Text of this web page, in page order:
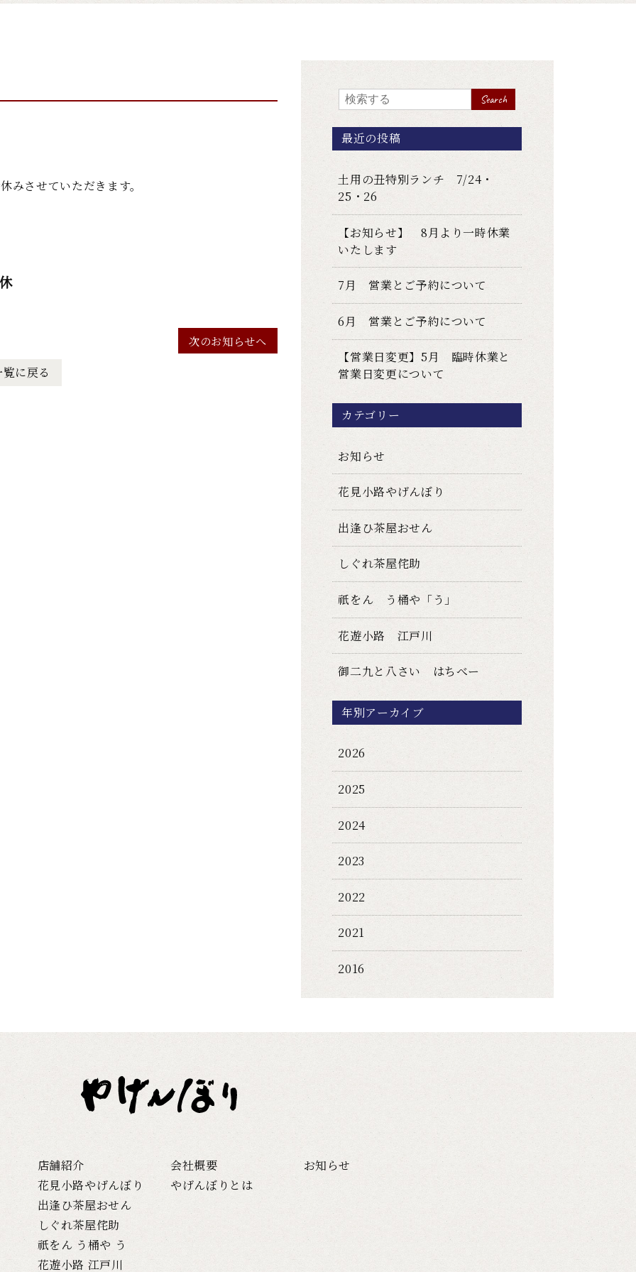
みさせていただきます。
次のお知らせへ
に戻る
Search
最近の投稿
土用の丑特別ランチ 7/24・
25・26
【お知らせ】 8月より一時休業
いたします
7月 営業とご予約について
6月 営業とご予約について
【営業日変更】5月 臨時休業と
営業日変更について
カテゴリー
お知らせ
花見小路やげんぼり
出逢ひ茶屋おせん
しぐれ茶屋侘助
祇をん う桶や「う」
花遊小路 江戸川
御二九と八さい はちべー
年別アーカイブ
2026
2025
2024
2023
2022
2021
2016
店舗紹介
花見小路やげんぼり
出逢ひ茶屋おせん
しぐれ茶屋侘助
祇をん う桶や う
花遊小路 江戸川
会社概要
やげんぼりとは
お知らせ